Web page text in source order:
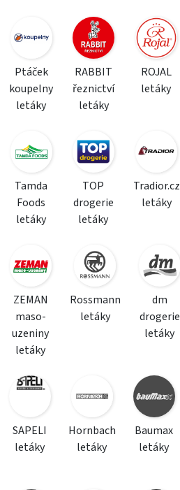
Ptáček
koupelny
letáky
RABBIT
řeznictví
letáky
ROJAL
letáky
Tamda
Foods
letáky
TOP
drogerie
letáky
Tradior.cz
letáky
ZEMAN
maso-
uzeniny
letáky
Rossmann
letáky
dm
drogerie
letáky
SAPELI
letáky
Hornbach
letáky
Baumax
letáky